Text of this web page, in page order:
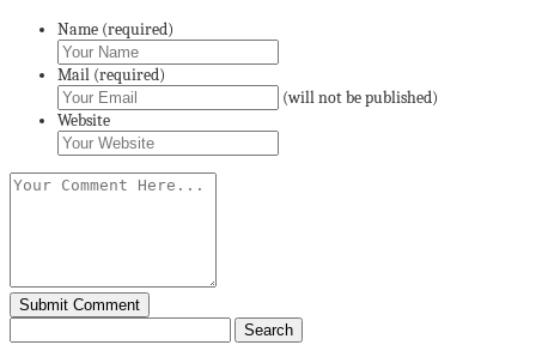
Name (required)
Mail (required)
(will not be published)
Website